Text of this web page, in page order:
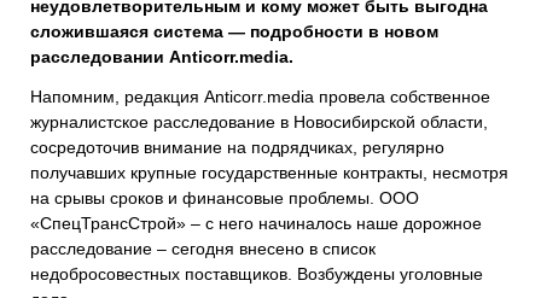
неудовлетворительным и кому может быть выгодна
сложившаяся система — подробности в новом
расследовании Anticorr.media.
Напомним, редакция Anticorr.media провела собственное
журналистское расследование в Новосибирской области,
сосредоточив внимание на подрядчиках, регулярно
получавших крупные государственные контракты, несмотря
на срывы сроков и финансовые проблемы. ООО
«СпецТрансСтрой» – с него начиналось наше дорожное
расследование – сегодня внесено в список
недобросовестных поставщиков. Возбуждены уголовные